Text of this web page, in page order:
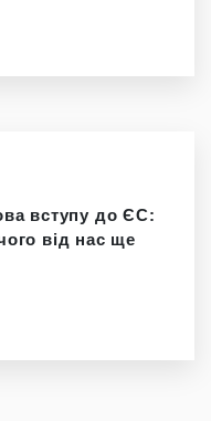
вступу до ЄС:
від нас ще